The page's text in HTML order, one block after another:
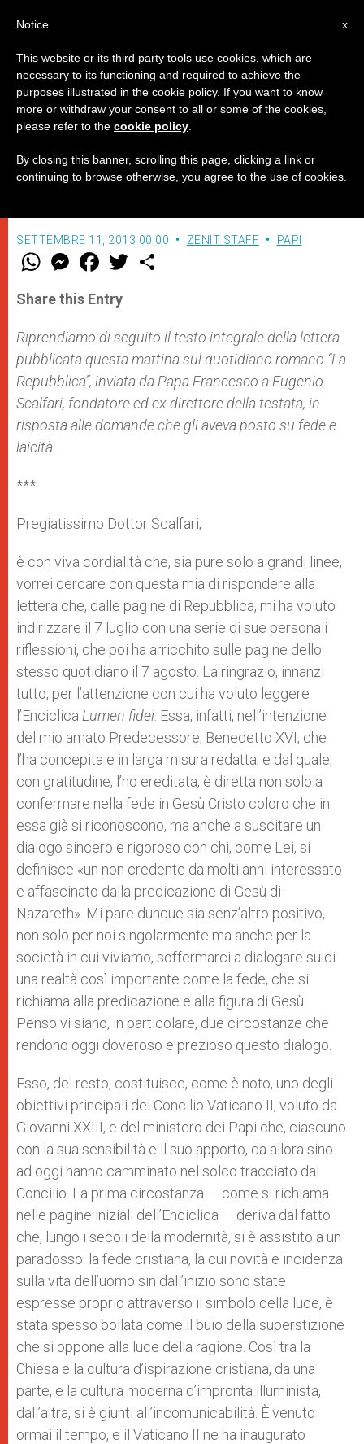
"La verità è una relazione"
Lettera del Papa al fondatore de “La
SETTEMBRE 11, 2013 00:00 ZENIT STAFF PAPI
W
t
s
p
p
M
e
s
e
g
e
r
F
a
e
b
o
k
w
r
Share this Entry
Riprendiamo di seguito il testo integrale della lettera
pubblicata questa mattina sul quotidiano romano “La
Repubblica”, inviata da Papa Francesco a Eugenio
Scalfari, fondatore ed ex direttore della testata, in
risposta alle domande che gli aveva posto su fede e
laicità.
***
Pregiatissimo Dottor Scalfari,
è con viva cordialità che, sia pure solo a grandi linee,
vorrei cercare con questa mia di rispondere alla
lettera che, dalle pagine di Repubblica, mi ha voluto
indirizzare il 7 luglio con una serie di sue personali
riflessioni, che poi ha arricchito sulle pagine dello
stesso quotidiano il 7 agosto. La ringrazio, innanzi
tutto, per l’attenzione con cui ha voluto leggere
l’Enciclica Lumen fidei . Essa, infatti, nell’intenzione
del mio amato Predecessore, Benedetto XVI, che
l’ha concepita e in larga misura redatta, e dal quale,
con gratitudine, l’ho ereditata, è diretta non solo a
confermare nella fede in Gesù Cristo coloro che in
essa già si riconoscono, ma anche a suscitare un
dialogo sincero e rigoroso con chi, come Lei, si
definisce «un non credente da molti anni interessato
e affascinato dalla predicazione di Gesù di
Nazareth». Mi pare dunque sia senz’altro positivo,
non solo per noi singolarmente ma anche per la
società in cui viviamo, soffermarci a dialogare su di
una realtà così importante come la fede, che si
richiama alla predicazione e alla figura di Gesù.
Penso vi siano, in particolare, due circostanze che
rendono oggi doveroso e prezioso questo dialogo.
Esso, del resto, costituisce, come è noto, uno degli
obiettivi principali del Concilio Vaticano II, voluto da
Giovanni XXIII, e del ministero dei Papi che, ciascuno
con la sua sensibilità e il suo apporto, da allora sino
ad oggi hanno camminato nel solco tracciato dal
Concilio. La prima circostanza — come si richiama
nelle pagine iniziali dell’Enciclica — deriva dal fatto
che, lungo i secoli della modernità, si è assistito a un
paradosso: la fede cristiana, la cui novità e incidenza
sulla vita dell’uomo sin dall’inizio sono state
espresse proprio attraverso il simbolo della luce, è
stata spesso bollata come il buio della superstizione
che si oppone alla luce della ragione. Così tra la
Chiesa e la cultura d’ispirazione cristiana, da una
parte, e la cultura moderna d’impronta illuminista,
dall’altra, si è giunti all’incomunicabilità. È venuto
ormai il tempo, e il Vaticano II ne ha inaugurato
x
Notice
This website or its third party tools use cookies, which are
necessary to its functioning and required to achieve the
purposes illustrated in the cookie policy. If you want to know
more or withdraw your consent to all or some of the cookies,
please refer to the cookie policy
By closing this banner, scrolling this page, clicking a link or
continuing to browse otherwise, you agree to the use of cookies.